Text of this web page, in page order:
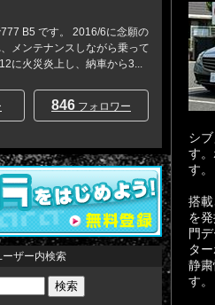
シ
す
す。
搭
を
門
タ
静
す。
B5 です。 2016/6に念願の
メンテナンスしながら乗って
に火災炎上し、納車から3...
846 フォロワー
ーザー内検索